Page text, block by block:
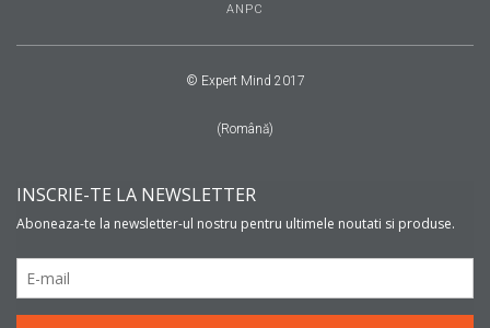
ANPC
© Expert Mind 2017
(Română)